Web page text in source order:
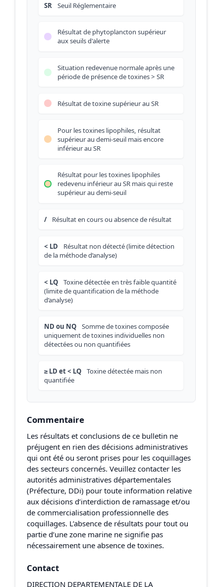
SR Seuil Réglementaire
Résultat de phytoplancton supérieur
aux seuils d'alerte
Situation redevenue normale après une
période de présence de toxines > SR
Résultat de toxine supérieur au SR
Pour les toxines lipophiles, résultat
supérieur au demi-seuil mais encore
inférieur au SR
Résultat pour les toxines lipophiles
redevenu inférieur au SR mais qui reste
supérieur au demi-seuil
/ Résultat en cours ou absence de résultat
< LD
Résultat non détecté (limite détection
de la méthode d’analyse)
< LQ
Toxine détectée en très faible quantité
(limite de quantification de la méthode
d’analyse)
ND ou NQ
Somme de toxines composée
uniquement de toxines individuelles non
détectées ou non quantifiées
≥ LD et < LQ
Toxine détectée mais non
quantifiée
Commentaire
Les résultats et conclusions de ce bulletin ne
préjugent en rien des décisions administratives
qui ont été ou seront prises pour les coquillages
des secteurs concernés. Veuillez contacter les
autorités administratives départementales
(Préfecture, DDi) pour toute information relative
aux décisions d’interdiction de ramassage et/ou
de commercialisation professionnelle des
coquillages. L’absence de résultats pour tout ou
partie d’une zone marine ne signifie pas
nécessairement une absence de toxines.
Contact
DIRECTION DEPARTEMENTALE DE LA